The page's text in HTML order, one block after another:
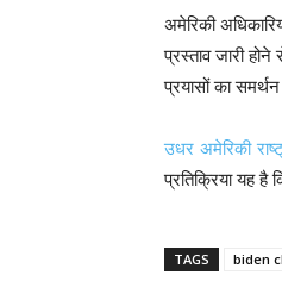
अमेरिकी
प्रस्ताव जारी
प्रयासों का
उधर अमेरिकी
प्रतिक्रिया यह है
TAGS biden